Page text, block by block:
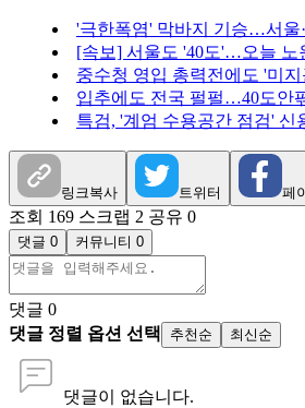
'극한폭염' 막바지 기승…서울
[속보] 서울도 '40도'…오늘 노
중수청 영입 총력전에도 '미
입추에도 전국 펄펄…40도안
특검, '계엄 수용공간 점검'
링크복사 트위터 페
조회 169 스크랩 2 공유 0
댓글 0 커뮤니티 0
댓글 0
댓글 정렬 옵션 선택
추천순 최신순
댓글이 없습니다.